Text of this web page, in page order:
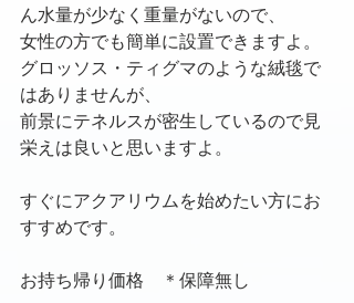
ん水量が少なく重量がないので、
女性の方でも簡単に設置できますよ。
グロッソス・ティグマのような絨毯で
はありませんが、
前景にテネルスが密生しているので見
栄えは良いと思いますよ。
すぐにアクアリウムを始めたい方にお
すすめです。
お持ち帰り価格　＊保障無し